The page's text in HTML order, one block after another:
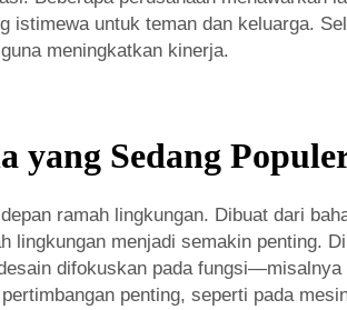
untuk teman dan keluarga.
meningkatkan kinerja.
yang Sedang
ramah lingkungan. Dibuat dari
lingkungan menjadi semakin penting.
difokuskan pada
penting, seperti pada